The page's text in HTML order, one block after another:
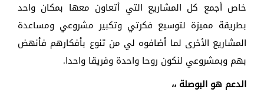
خاص أجمع كل المشاريع التي أتعاون معها بمكان واحد
بطريقة مميزة لتوسيع فكرتي وتكبير مشروعي ومساعدة
المشاريع الأخرى لما أضافوه لي من تنوع بأفكارهم فأنهض
بهم وبمشروعي لنكون روحا واحدة وفريقا واحدا.
الدعم هو البوصلة ،،